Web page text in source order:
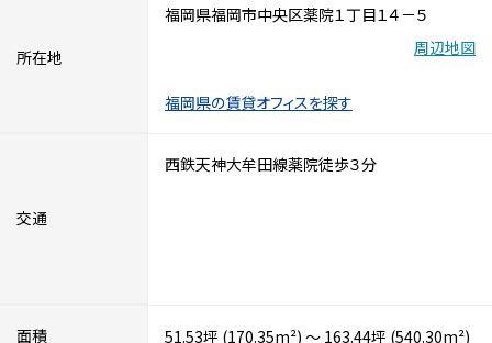
所在地
福岡県福岡市中央区薬院１丁目１４－５
周辺地図
福岡県の賃貸オフィスを探す
交通
西鉄天神大牟田線薬院徒歩３分
面積 51.53坪 (170.35m²) ～ 163.44坪 (540.30m²)